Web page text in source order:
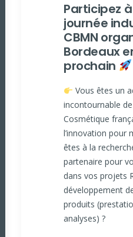
Participez
journée
CBMN
Bordeaux
prochain
Vous êtes un
incontournable
Cosmétique
l’innovation pour
êtes à la
partenaire pour
dans vos projets
développement
produits
analyses) ?